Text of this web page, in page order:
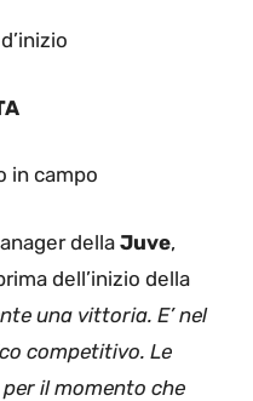
in campo
della Juve,
dell’inizio della
una vittoria. E’ nel
competitivo. Le
il momento che